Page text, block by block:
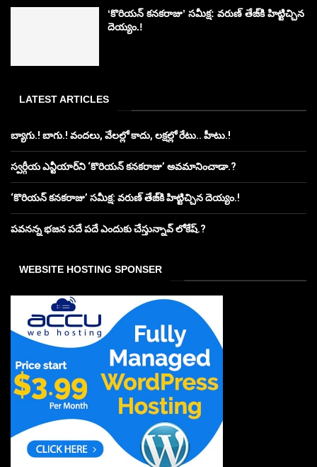
‘కొరియన్ కనకరాజు’ సమీక్ష: వరుణ్ తేజ్‌కి హిట్టిచ్చిన
దెయ్యం.!
LATEST ARTICLES
బ్యాగు.! బాగు.! వందలు, వేలల్లో కాదు, లక్షల్లో రేటు.. హీటు.!
స్వర్గీయ ఎన్టీయార్‌ని ‘కొరియన్ కనకరాజు’ అవమానించాడా.?
‘కొరియన్ కనకరాజు’ సమీక్ష: వరుణ్ తేజ్‌కి హిట్టిచ్చిన దెయ్యం.!
పవనన్న భజన పదే పదే ఎందుకు చేస్తున్నావ్ లోకేష్.?
WEBSITE HOSTING SPONSER